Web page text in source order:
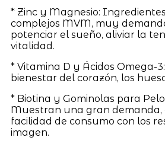
* Zinc y Magnesio:
complejos MVM, muy
potenciar el sueño, aliviar la
vitalidad.
* Vitamina D y Ácidos Omega-
bienestar del corazón, los
* Biotina y Gominolas para
Muestran una gran demanda,
facilidad de consumo con los
imagen.